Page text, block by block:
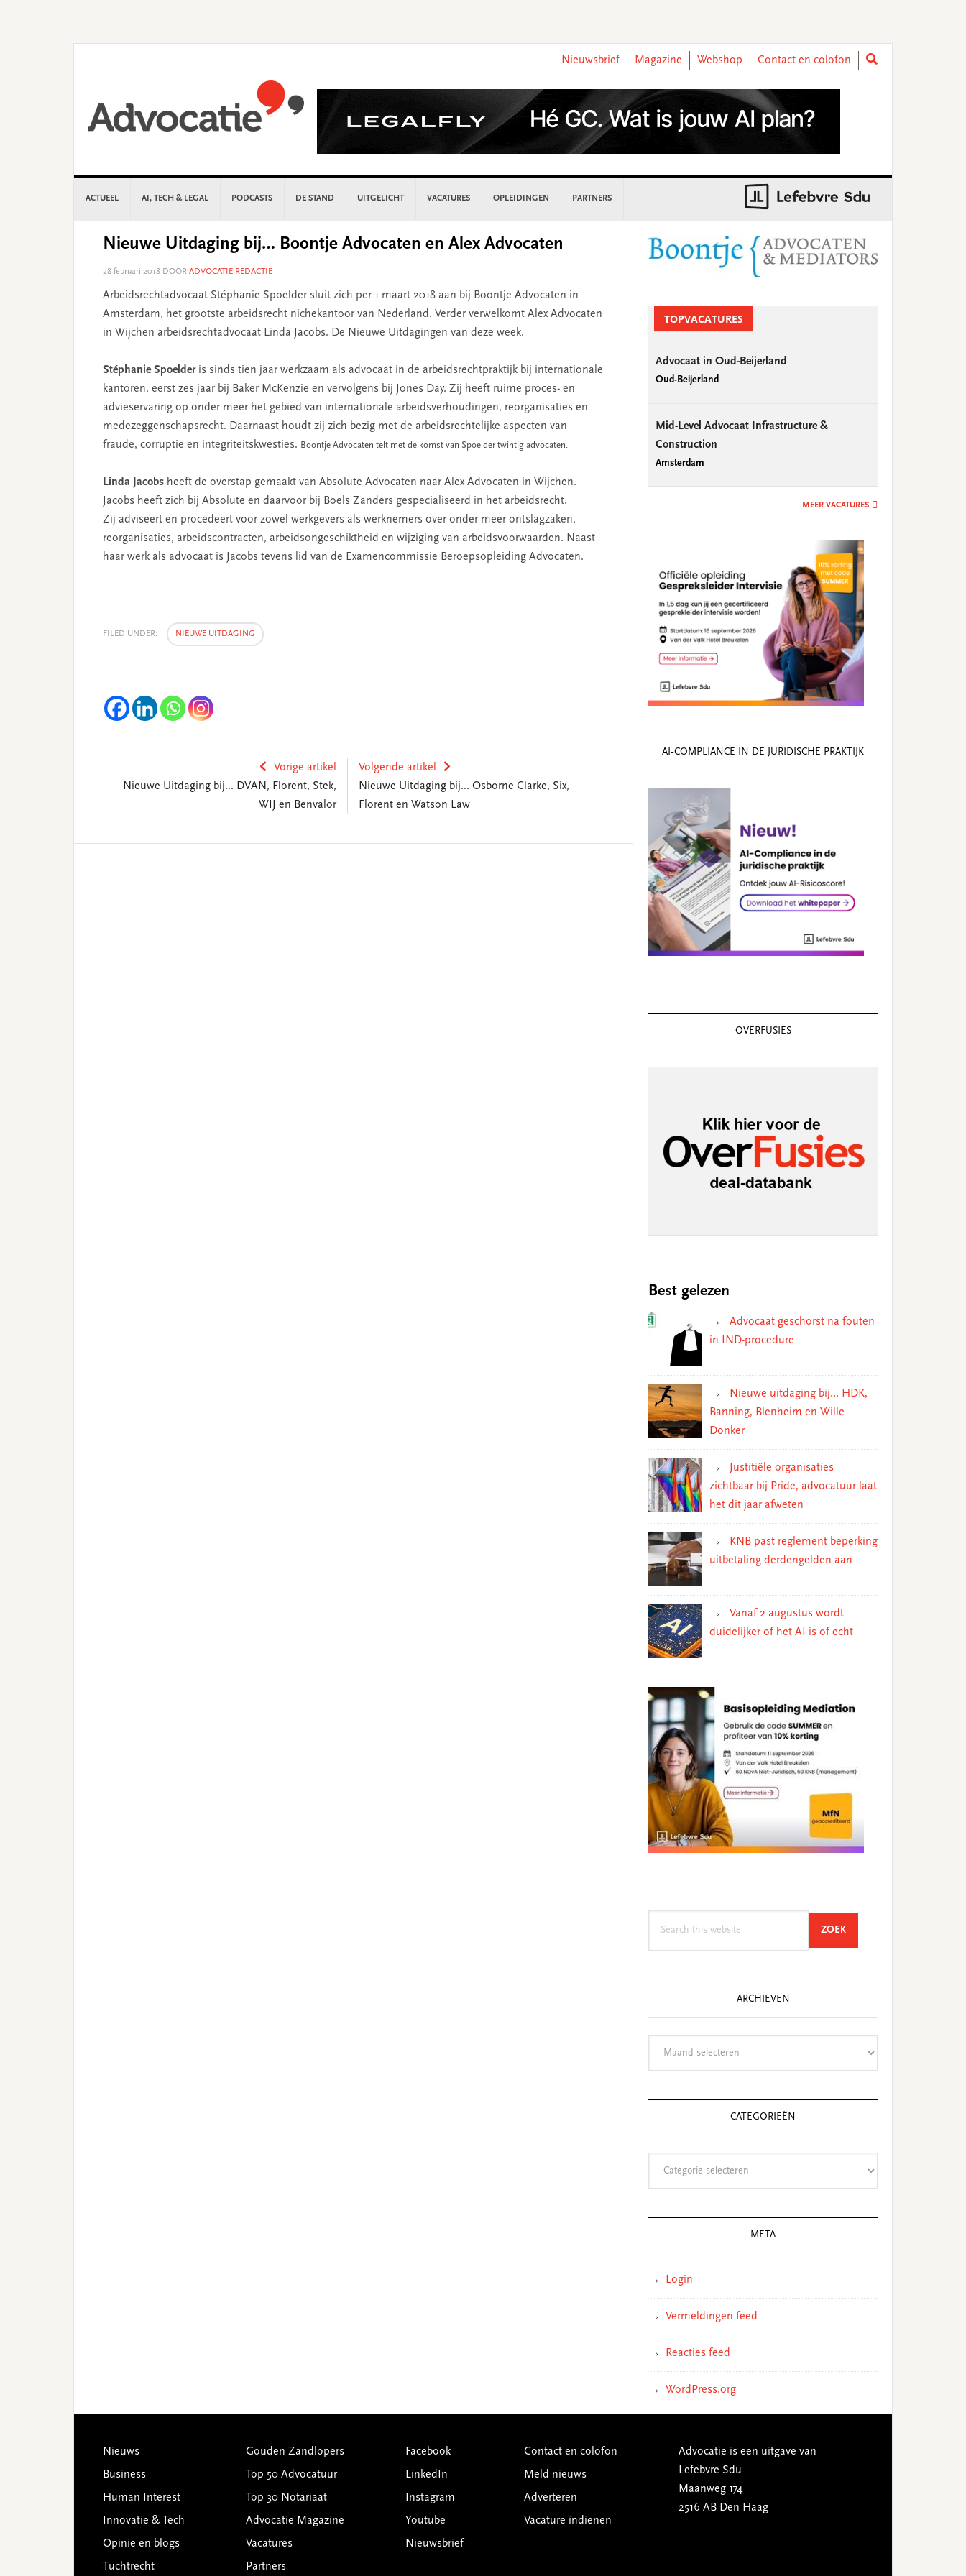
Nieuwsbrief
Magazine Webshop Contact en colofon
ACTUEEL AI, TECH & LEGAL PODCASTS DE STAND UITGELICHT VACATURES OPLEIDINGEN PARTNERS
Nieuwe Uitdaging bij… Boontje Advocaten en Alex Advocaten
28 februari 2018 DOOR ADVOCATIE REDACTIE
Arbeidsrechtadvocaat Stéphanie Spoelder sluit zich per 1 maart 2018 aan bij Boontje Advocaten in
Amsterdam, het grootste arbeidsrecht nichekantoor van Nederland. Verder verwelkomt Alex Advocaten
in Wijchen arbeidsrechtadvocaat Linda Jacobs. De Nieuwe Uitdagingen van deze week.
Stéphanie Spoelderis sinds tien jaar werkzaam als advocaat in de arbeidsrechtpraktijk bij internationale
kantoren, eerst zes jaar bij Baker McKenzie en vervolgens bij Jones Day. Zij heeft ruime proces- en
advieservaring op onder meer het gebied van internationale arbeidsverhoudingen, reorganisaties en
medezeggenschapsrecht. Daarnaast houdt zij zich bezig met de arbeidsrechtelijke aspecten van
fraude, corruptie en integriteitskwesties. Boontje Advocaten telt met de komst van Spoelder twintig advocaten.
Linda Jacobs heeft de overstap gemaakt van Absolute Advocaten naar Alex Advocaten in Wijchen.
Jacobs heeft zich bij Absolute en daarvoor bij Boels Zanders gespecialiseerd in het arbeidsrecht.
Zij adviseert en procedeert voor zowel werkgevers als werknemers over onder meer ontslagzaken,
reorganisaties, arbeidscontracten, arbeidsongeschiktheid en wijziging van arbeidsvoorwaarden. Naast
haar werk als advocaat is Jacobs tevens lid van de Examencommissie Beroepsopleiding Advocaten.
FILED UNDER: NIEUWE UITDAGING
Vorige artikel
Nieuwe Uitdaging bij... DVAN, Florent, Stek,
WIJ en Benvalor
Volgende artikel
Nieuwe Uitdaging bij... Osborne Clarke, Six,
Florent en Watson Law
Sidebar
TOPVACATURES
Advocaat in Oud-Beijerland
Oud-Beijerland
Mid-Level Advocaat Infrastructure &
Construction
Amsterdam
MEER VACATURES
AI‑COMPLIANCE IN DE JURIDISCHE PRAKTIJK
OVERFUSIES
Best gelezen
Advocaat geschorst na fouten
in IND-procedure
Nieuwe uitdaging bij… HDK,
Banning, Blenheim en Wille
Donker
Justitiële organisaties
zichtbaar bij Pride, advocatuur laat
het dit jaar afweten
KNB past reglement beperking
uitbetaling derdengelden aan
Vanaf 2 augustus wordt
duidelijker of het AI is of echt
ZOEKSEARCH
ARCHIEVEN
CATEGORIEËN
META
Login
Vermeldingen feed
Reacties feed
WordPress.org
Footer
Nieuws
Business
Human Interest
Innovatie & Tech
Opinie en blogs
Tuchtrecht
Gouden Zandlopers
Top 50 Advocatuur
Top 30 Notariaat
Advocatie Magazine
Vacatures
Partners
Facebook
LinkedIn
Instagram
Youtube
Nieuwsbrief
Contact en colofon
Meld nieuws
Adverteren
Vacature indienen
Advocatie is een uitgave van
Lefebvre Sdu
Maanweg 174
2516 AB Den Haag